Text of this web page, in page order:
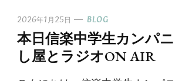
2026年1月25日 BLOG
本日信楽中学生カンパ
し屋とラジオON AIR